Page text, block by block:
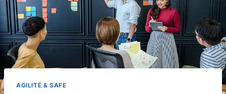
AGILITÉ & SAFE